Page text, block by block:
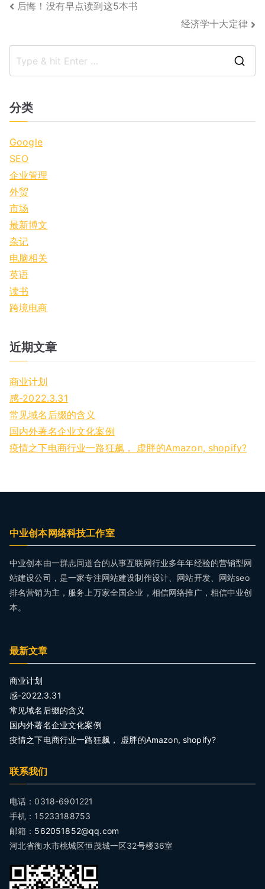
文
导
航
后悔！没有早点读到这5本书
经济学十大定律
分类
Google
SEO
企业管理
外贸
市场
最新博文
杂记
电脑相关
英语
读书
跨境电商
近期文章
商业计划
感-2022.3.31
常见域名后缀的含义
国内外著名企业文化案例
疫情之下电商行业一路狂飙， 虚胖的Amazon, shopify?
中业创本网络科技工作室
中业创本由一群志同道合的从事互联网行业多年年经验的营销型网
站建设公司，是一家专注网站建设制作设计、网站开发、网站seo
排名营销为主，服务上万家全国企业，相信网络推广，相信中业创
本。
最新文章
商业计划
感-2022.3.31
常见域名后缀的含义
国内外著名企业文化案例
疫情之下电商行业一路狂飙， 虚胖的Amazon, shopify?
联系我们
电话：0318-6901221
手机：15233188753
邮箱： 562051852@qq.com
河北省衡水市桃城区恒茂城一区32号楼36室